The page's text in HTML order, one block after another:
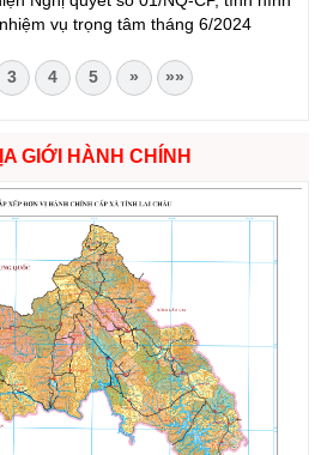
vụ trọng tâm tháng 6/2024
3 4 5 » »»
GIỚI HÀNH CHÍNH